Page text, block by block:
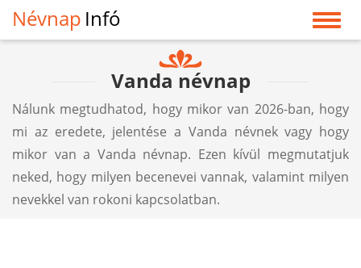
Névnap Infó
Vanda névnap
Nálunk megtudhatod, hogy mikor van 2026-ban, hogy
mi az eredete, jelentése a Vanda névnek vagy hogy
mikor van a Vanda névnap. Ezen kívül megmutatjuk
neked, hogy milyen becenevei vannak, valamint milyen
nevekkel van rokoni kapcsolatban.